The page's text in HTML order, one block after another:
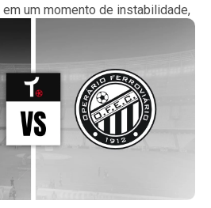
um momento de instabilidade,
se reerguer...